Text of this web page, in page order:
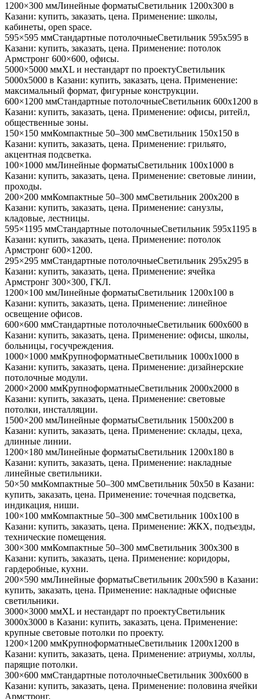
1200×300 ммЛинейные форматыСветильник 1200x300 в
Казани: купить, заказать, цена. Применение: школы,
кабинеты, open space.
595×595 ммСтандартные потолочныеСветильник 595x595 в
Казани: купить, заказать, цена. Применение: потолок
Армстронг 600×600, офисы.
5000×5000 ммXL и нестандарт по проектуСветильник
5000x5000 в Казани: купить, заказать, цена. Применение:
максимальный формат, фигурные конструкции.
600×1200 ммСтандартные потолочныеСветильник 600x1200 в
Казани: купить, заказать, цена. Применение: офисы, ритейл,
общественные зоны.
150×150 ммКомпактные 50–300 ммСветильник 150x150 в
Казани: купить, заказать, цена. Применение: грильято,
акцентная подсветка.
100×1000 ммЛинейные форматыСветильник 100x1000 в
Казани: купить, заказать, цена. Применение: световые линии,
проходы.
200×200 ммКомпактные 50–300 ммСветильник 200x200 в
Казани: купить, заказать, цена. Применение: санузлы,
кладовые, лестницы.
595×1195 ммСтандартные потолочныеСветильник 595x1195 в
Казани: купить, заказать, цена. Применение: потолок
Армстронг 600×1200.
295×295 ммСтандартные потолочныеСветильник 295x295 в
Казани: купить, заказать, цена. Применение: ячейка
Армстронг 300×300, ГКЛ.
1200×100 ммЛинейные форматыСветильник 1200x100 в
Казани: купить, заказать, цена. Применение: линейное
освещение офисов.
600×600 ммСтандартные потолочныеСветильник 600x600 в
Казани: купить, заказать, цена. Применение: офисы, школы,
больницы, госучреждения.
1000×1000 ммКрупноформатныеСветильник 1000x1000 в
Казани: купить, заказать, цена. Применение: дизайнерские
потолочные модули.
2000×2000 ммКрупноформатныеСветильник 2000x2000 в
Казани: купить, заказать, цена. Применение: световые
потолки, инсталляции.
1500×200 ммЛинейные форматыСветильник 1500x200 в
Казани: купить, заказать, цена. Применение: склады, цеха,
длинные линии.
1200×180 ммЛинейные форматыСветильник 1200x180 в
Казани: купить, заказать, цена. Применение: накладные
линейные светильники.
50×50 ммКомпактные 50–300 ммСветильник 50x50 в Казани:
купить, заказать, цена. Применение: точечная подсветка,
индикация, ниши.
100×100 ммКомпактные 50–300 ммСветильник 100x100 в
Казани: купить, заказать, цена. Применение: ЖКХ, подъезды,
технические помещения.
300×300 ммКомпактные 50–300 ммСветильник 300x300 в
Казани: купить, заказать, цена. Применение: коридоры,
гардеробные, кухни.
200×590 ммЛинейные форматыСветильник 200x590 в Казани:
купить, заказать, цена. Применение: накладные офисные
светильники.
3000×3000 ммXL и нестандарт по проектуСветильник
3000x3000 в Казани: купить, заказать, цена. Применение:
крупные световые потолки по проекту.
1200×1200 ммКрупноформатныеСветильник 1200x1200 в
Казани: купить, заказать, цена. Применение: атриумы, холлы,
парящие потолки.
300×600 ммСтандартные потолочныеСветильник 300x600 в
Казани: купить, заказать, цена. Применение: половина ячейки
Армстронг.